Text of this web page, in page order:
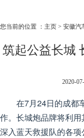
您当前的位置 ： 主页 > 安徽汽
筑起公益长城
2020-
在7月24日的成都
作。长城炮品牌将利
深入蓝天救援队的各